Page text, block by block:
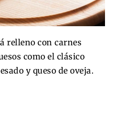
relleno con carnes
como el clásico
y queso de oveja.